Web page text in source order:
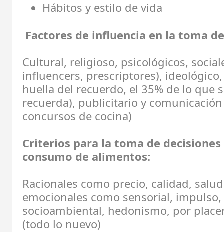
Hábitos y estilo de vida
Factores de influencia en la toma
Cultural, religioso, psicológicos,
influencers, prescriptores),
huella del recuerdo, el 35% de lo que
recuerda), publicitario y
concursos de cocina)
Criterios para la toma de
consumo de alimentos:
Racionales como precio, calidad,
emocionales como sensorial,
socioambiental, hedonismo, por
(todo lo nuevo)